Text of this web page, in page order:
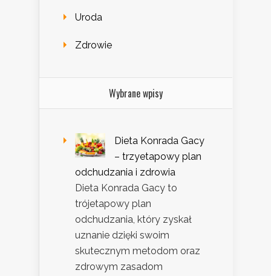
Uroda
Zdrowie
Wybrane wpisy
Dieta Konrada Gacy
– trzyetapowy plan
odchudzania i zdrowia
Dieta Konrada Gacy to
trójetapowy plan
odchudzania, który zyskał
uznanie dzięki swoim
skutecznym metodom oraz
zdrowym zasadom